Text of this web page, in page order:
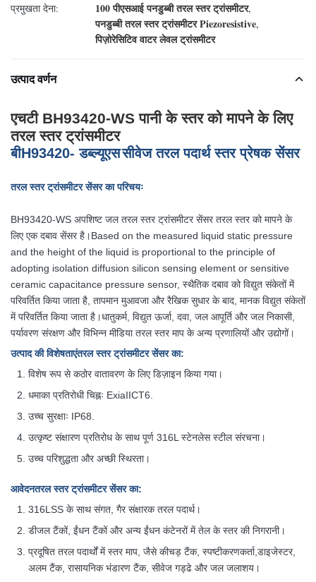
प्रमुखता देना:
100 पीएसआई पनडुब्बी तरल स्तर ट्रांसमीटर,
पनडुब्बी तरल स्तर ट्रांसमीटर Piezoresistive,
पिज़ोरेसिटिव वाटर लेवल ट्रांसमीटर
उत्पाद वर्णन
एचटी BH93420-WS पानी के स्तर को मापने के लिए
तरल स्तर ट्रांसमीटर
बीH93420- डब्ल्यूएससीवेज तरल पदार्थ स्तर प्रेषक सेंसर
तरल स्तर ट्रांसमीटर सेंसर का परिचयः
BH93420-WS अपशिष्ट जल तरल स्तर ट्रांसमीटर सेंसर तरल स्तर को मापने के
लिए एक दबाव सेंसर है।Based on the measured liquid static pressure
and the height of the liquid is proportional to the principle of
adopting isolation diffusion silicon sensing element or sensitive
ceramic capacitance pressure sensor, स्थैतिक दबाव को विद्युत संकेतों में
परिवर्तित किया जाता है, तापमान मुआवजा और रैखिक सुधार के बाद, मानक विद्युत संकेतों
में परिवर्तित किया जाता है।धातुकर्म, विद्युत ऊर्जा, दवा, जल आपूर्ति और जल निकासी,
पर्यावरण संरक्षण और विभिन्न मीडिया तरल स्तर माप के अन्य प्रणालियों और उद्योगों।
उत्पाद की विशेषताएंतरल स्तर ट्रांसमीटर सेंसर का:
विशेष रूप से कठोर वातावरण के लिए डिज़ाइन किया गया।
धमाका प्रतिरोधी चिह्नः ExiaIICT6.
उच्च सुरक्षाः IP68.
उत्कृष्ट संक्षारण प्रतिरोध के साथ पूर्ण 316L स्टेनलेस स्टील संरचना।
उच्च परिशुद्धता और अच्छी स्थिरता।
आवेदनतरल स्तर ट्रांसमीटर सेंसर का:
316LSS के साथ संगत, गैर संक्षारक तरल पदार्थ।
डीजल टैंकों, ईंधन टैंकों और अन्य ईंधन कंटेनरों में तेल के स्तर की निगरानी।
प्रदूषित तरल पदार्थों में स्तर माप, जैसे कीचड़ टैंक, स्पष्टीकरणकर्ता,डाइजेस्टर,
अलम टैंक, रासायनिक भंडारण टैंक, सीवेज गड्ढे और जल जलाशय।